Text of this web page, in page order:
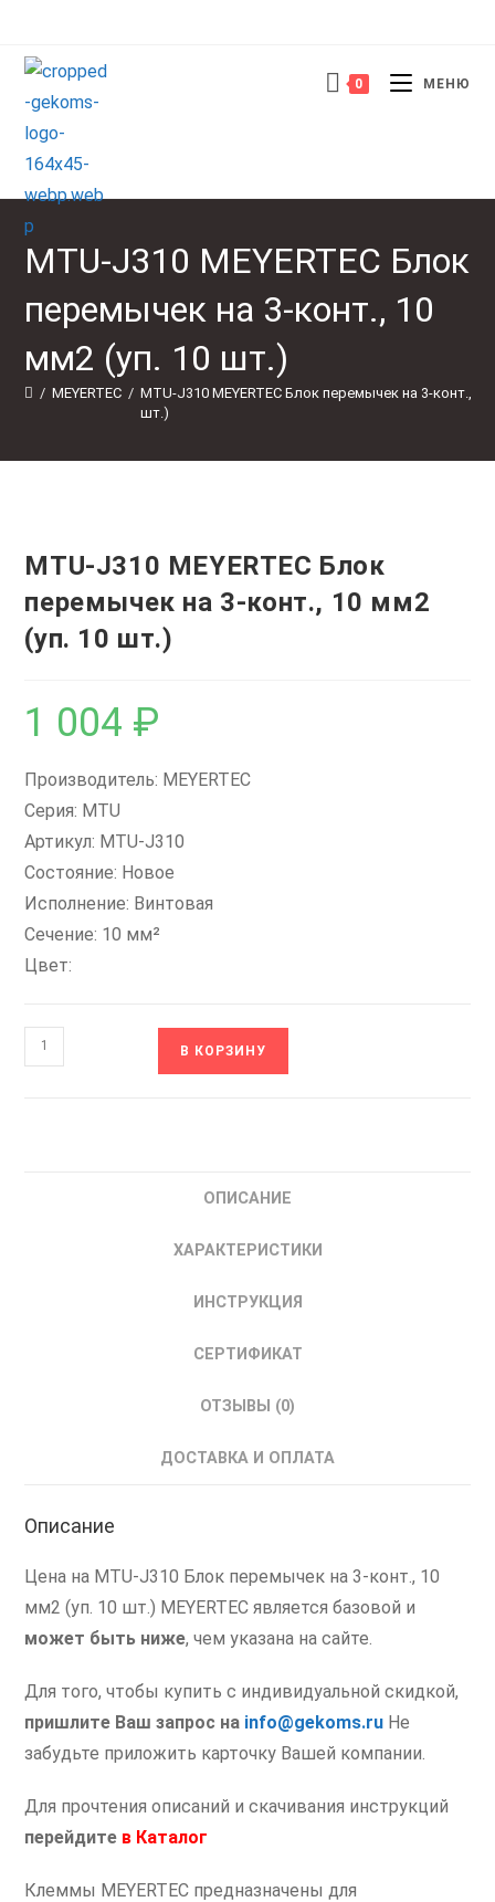
содержимому
0 МЕНЮ
MTU-J310 MEYERTEC Блок
перемычек на 3-конт., 10
мм2 (уп. 10 шт.)
/ MEYERTEC / MTU-J310 MEYERTEC Блок перемычек на 3-конт.,
шт.)
MTU-J310 MEYERTEC Блок
перемычек на 3-конт., 10 мм2
(уп. 10 шт.)
1 004 ₽
Производитель: MEYERTEC
Серия: MTU
Артикул: MTU-J310
Состояние: Новое
Исполнение: Винтовая
Сечение: 10 мм²
Цвет:
Количество
товара
В КОРЗИНУ
ОПИСАНИЕ
ХАРАКТЕРИСТИКИ
ИНСТРУКЦИЯ
СЕРТИФИКАТ
ОТЗЫВЫ (0)
ДОСТАВКА И ОПЛАТА
Описание
Цена на MTU-J310 Блок перемычек на 3-конт., 10
мм2 (уп. 10 шт.) MEYERTEC является базовой и
может быть ниже, чем указана на сайте.
Для того, чтобы купить с индивидуальной скидкой,
пришлите Ваш запрос на info@gekoms.ru Не
забудьте приложить карточку Вашей компании.
Для прочтения описаний и скачивания инструкций
перейдите в Каталог
Клеммы MEYERTEC предназначены для